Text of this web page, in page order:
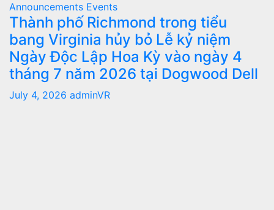
Announcements Events
Thành phố Richmond trong tiểu
bang Virginia hủy bỏ Lễ kỷ niệm
Ngày Độc Lập Hoa Kỳ vào ngày 4
tháng 7 năm 2026 tại Dogwood Dell
July 4, 2026 adminVR